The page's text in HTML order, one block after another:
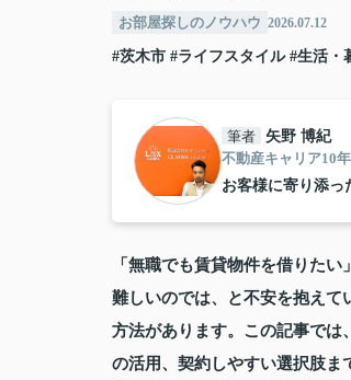
お部屋探しのノウハウ 2026.07.12
#茨木市 #ライフスタイル #生活・
筆者 矢野 博紀
不動産キャリア10年
お客様に寄り添っ
「無職でも賃貸物件を借りた
難しいのでは、と不安を抱えて
方法があります。この記事では
の活用、契約しやすい選択肢ま